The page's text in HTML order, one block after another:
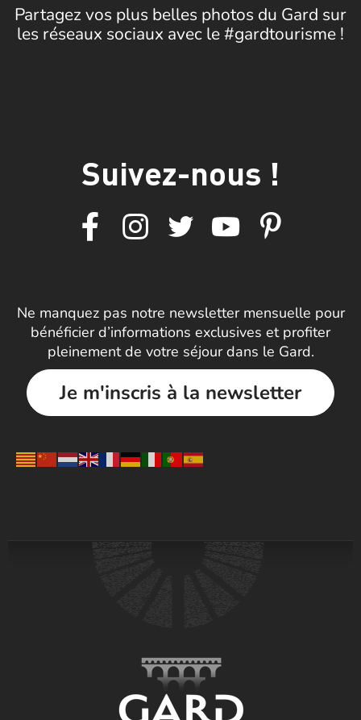
Partagez vos plus belles photos du Gard sur
les réseaux sociaux avec le #gardtourisme !
Suivez-nous !
Ne manquez pas notre newsletter mensuelle pour
bénéficier d’informations exclusives et profiter
pleinement de votre séjour dans le Gard.
Je m'inscris à la newsletter